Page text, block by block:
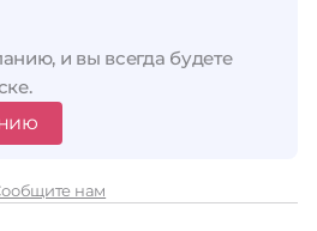
и вы всегда будете
нам